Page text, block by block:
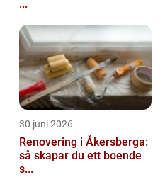
...
30 juni 2026
Renovering i Åkersberga:
så skapar du ett boende
s...